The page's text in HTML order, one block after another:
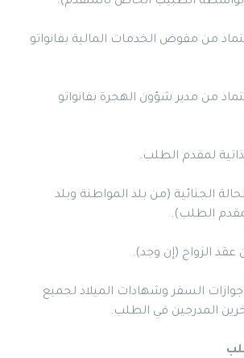
من مفوض الخدمات المالية بفانواتو
من مدير شؤون الهجرة بفانواتو
لمقدم الطلب.
الجنائية (من بلد المواطنة وبلد
الطلب).
الزواج (إن وجد).
السفر وشهادات الميلاد لجميع
المدرجين في الطلب.